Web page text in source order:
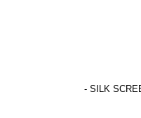
- SILK